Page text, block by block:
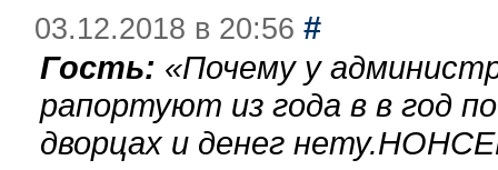
03.12.2018 в 20:56 #
Гость: «Почему у
рапортуют из года в в год
дворцах и денег